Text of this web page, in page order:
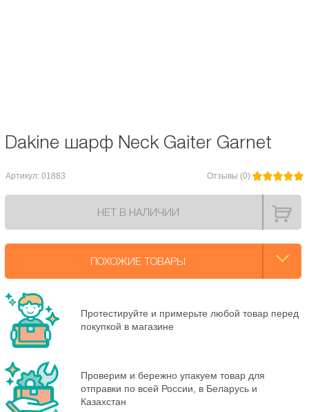
Dakine шарф Neck Gaiter Garnet
Артикул: 01883 Отзывы (0)
НЕТ В НАЛИЧИИ
ПОХОЖИЕ ТОВАРЫ
Протестируйте и примерьте любой товар перед
покупкой в магазине
Проверим и бережно упакуем товар для
отправки по всей России, в Беларусь и
Казахстан